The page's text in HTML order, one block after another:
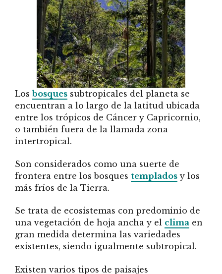
Losbosques subtropicales del planeta se
encuentran a lo largo de la latitud ubicada
entre los trópicos de Cáncer y Capricornio,
o también fuera de la llamada zona
intertropical.
Son considerados como una suerte de
frontera entre los bosques templados y los
más fríos de la Tierra.
Se trata de ecosistemas con predominio de
una vegetación de hoja ancha y el clima en
gran medida determina las variedades
existentes, siendo igualmente subtropical.
Existen varios tipos de paisajes